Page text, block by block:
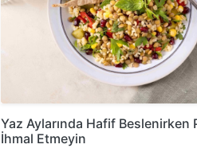
Yaz Aylarında Hafif Beslenirken
İhmal Etmeyin